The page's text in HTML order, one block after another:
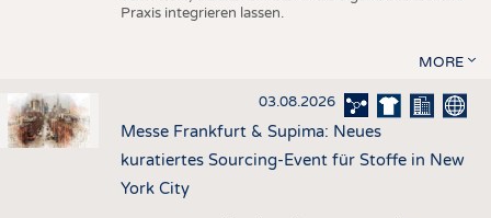
Praxis integrieren lassen.
MORE
03.08.2026
Messe Frankfurt & Supima: Neues
kuratiertes Sourcing-Event für Stoffe in New
York City